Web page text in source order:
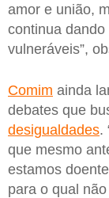
amor e união,
continua
vulneráveis”,
Comim ainda
debates que
desigualdades.
que mesmo
estamos
para o qual